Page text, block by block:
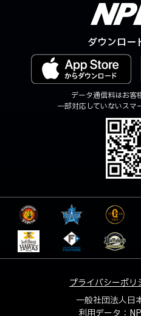
ダウンロー
データ通信料はお客
一部対応していないスマ
プライバシーポリ
一般社団法人日
利用データ：